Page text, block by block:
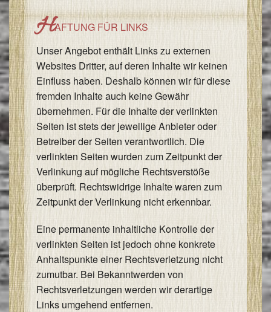
HAFTUNG FÜR LINKS
Unser Angebot enthält Links zu externen
Websites Dritter, auf deren Inhalte wir keinen
Einfluss haben. Deshalb können wir für diese
fremden Inhalte auch keine Gewähr
übernehmen. Für die Inhalte der verlinkten
Seiten ist stets der jeweilige Anbieter oder
Betreiber der Seiten verantwortlich. Die
verlinkten Seiten wurden zum Zeitpunkt der
Verlinkung auf mögliche Rechtsverstöße
überprüft. Rechtswidrige Inhalte waren zum
Zeitpunkt der Verlinkung nicht erkennbar.
Eine permanente inhaltliche Kontrolle der
verlinkten Seiten ist jedoch ohne konkrete
Anhaltspunkte einer Rechtsverletzung nicht
zumutbar. Bei Bekanntwerden von
Rechtsverletzungen werden wir derartige
Links umgehend entfernen.